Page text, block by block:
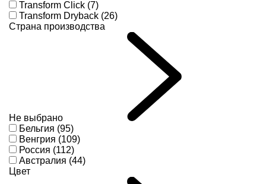
Transform Click (7)
Transform Dryback (26)
Страна производства
Не выбрано
Бельгия (95)
Венгрия (109)
Россия (112)
Австралия (44)
Цвет